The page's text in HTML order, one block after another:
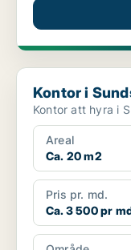
Kontor i Sundsvall
Kontor i
Kontor att hyra i
Areal
Ca. 20 m2
Pris pr. md.
Ca. 3 500 pr